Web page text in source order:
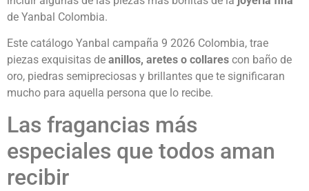
de Yanbal Colombia.
Este catálogo Yanbal campaña 9 2026 Colombia, trae
piezas exquisitas de anillos, aretes o collares con baño de
oro, piedras semipreciosas y brillantes que te significaran
mucho para aquella persona que lo recibe.
Las fragancias más
especiales que todos aman
recibir